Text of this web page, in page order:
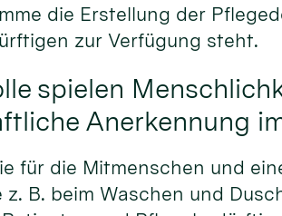
die Erstellung der
zur Verfügung steht.
spielen
Anerkennung
für die Mitmenschen und
z. B. beim Waschen und